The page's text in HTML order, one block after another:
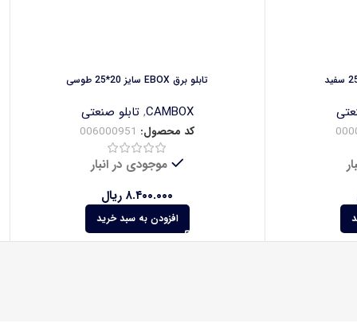
تابلو برق EBOX سایز 20*25 طوسی
CAMBOX
,تابلو صنعتی
کد محصول: 006000951
موجودی در انبار
۸.۴۰۰.۰۰۰ ریال
افزودن به سبد خرید